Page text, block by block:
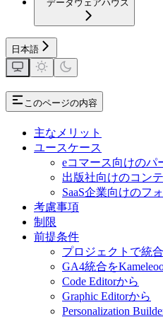
データウェアハウス
日本語
このページの内容
主なメリット
ユースケース
eコマース向けのパ
出版社向けのコン
SaaS企業向けのフ
考慮事項
制限
前提条件
プロジェクトで統
GA4統合を
Code Editorから
Graphic Editorから
Personalization